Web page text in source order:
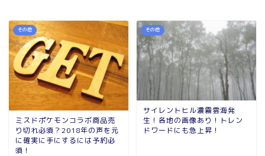
その他
ミスドポケモンコラボ商品売
り切れ必須？2018年の声を元
に確実に手にするには予約必
須！
その他
サイレントヒル濃霧雲海発
生！各地の画像あり！トレン
ドワードにも急上昇！